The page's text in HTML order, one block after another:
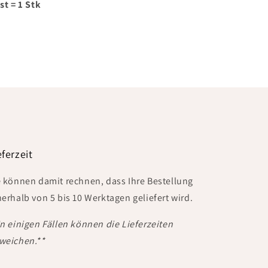
= 1 Stk
können damit rechnen, dass Ihre Bestellung
von 5 bis 10 Werktagen geliefert wird.
einigen Fällen können die Lieferzeiten